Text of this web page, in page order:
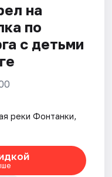
на
по
с детьми
реки Фонтанки,